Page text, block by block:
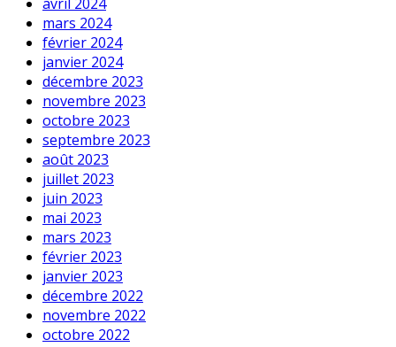
mars 2024
février 2024
janvier 2024
décembre 2023
novembre 2023
octobre 2023
septembre 2023
août 2023
juillet 2023
juin 2023
mai 2023
mars 2023
février 2023
janvier 2023
décembre 2022
novembre 2022
octobre 2022